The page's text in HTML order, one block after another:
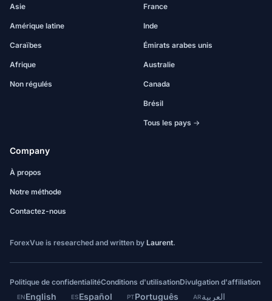
Asie
Amérique latine
Caraïbes
Afrique
Non régulés
France
Inde
Émirats arabes unis
Australie
Canada
Brésil
Tous les pays →
Company
À propos
Notre méthode
Contactez-nous
ForexVue is researched and written by Laurent.
Politique de confidentialitéConditions d'utilisationDivulgation d'affiliation
ENEnglish ESEspañol PTPortuguês ARالعربية